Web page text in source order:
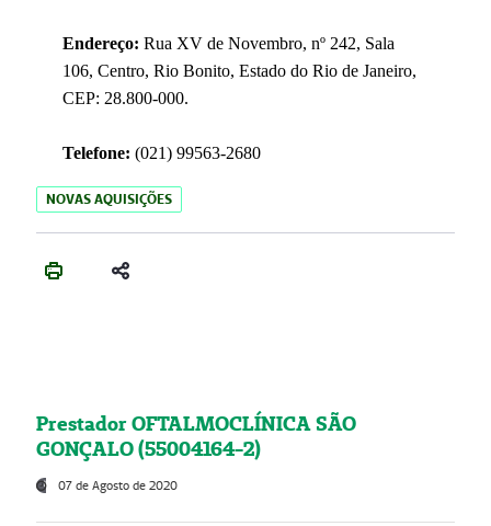
Endereço: Rua XV de Novembro, nº 242, Sala
106, Centro, Rio Bonito, Estado do Rio de Janeiro,
CEP: 28.800-000.
Telefone: (021) 99563-2680
NOVAS AQUISIÇÕES
Prestador OFTALMOCLÍNICA SÃO
GONÇALO (55004164-2)
07 de Agosto de 2020